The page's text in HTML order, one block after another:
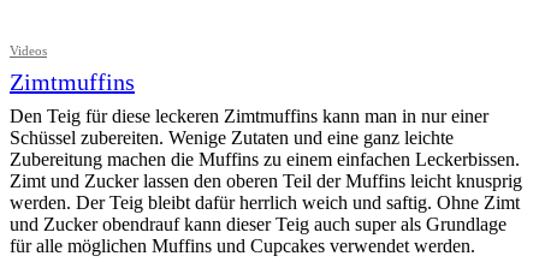
Videos
Zimtmuffins
Den Teig für diese leckeren Zimtmuffins kann man in nur einer
Schüssel zubereiten. Wenige Zutaten und eine ganz leichte
Zubereitung machen die Muffins zu einem einfachen Leckerbissen.
Zimt und Zucker lassen den oberen Teil der Muffins leicht knusprig
werden. Der Teig bleibt dafür herrlich weich und saftig. Ohne Zimt
und Zucker obendrauf kann dieser Teig auch super als Grundlage
für alle möglichen Muffins und Cupcakes verwendet werden.